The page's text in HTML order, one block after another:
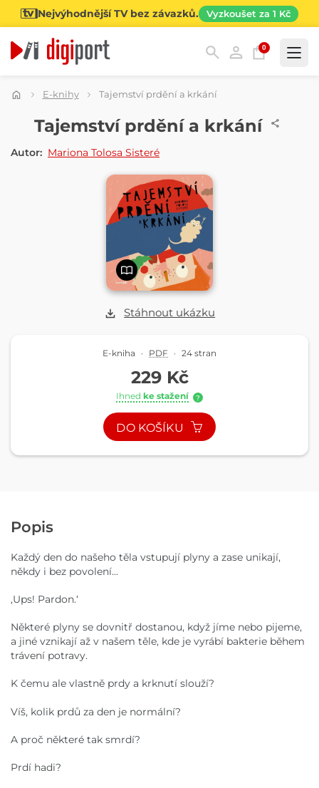
Nejvýhodnější TV bez závazků. Vyzkoušet za 1 Kč
0
Kategorie
E-knihy Tajemství prdění a krkání
Stáhnout ukázku
E-KNIHATajemství prdění a krkání
Autor: Mariona Tolosa Sisteré
E-kniha · PDF · 24 stran
229 Kč
Ihned ke stažení ?
DO KOŠÍKU
Popis
Každý den do našeho těla vstupují plyny a zase unikají,
někdy i bez povolení...
,Ups! Pardon.‘
Některé plyny se dovnitř dostanou, když jíme nebo pijeme,
a jiné vznikají až v našem těle, kde je vyrábí bakterie během
trávení potravy.
K čemu ale vlastně prdy a krknutí slouží?
Víš, kolik prdů za den je normální?
A proč některé tak smrdí?
Prdí hadi?